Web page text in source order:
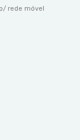
rede móvel